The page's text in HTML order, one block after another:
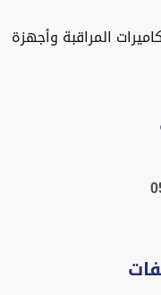
المراقبة وأجهزة